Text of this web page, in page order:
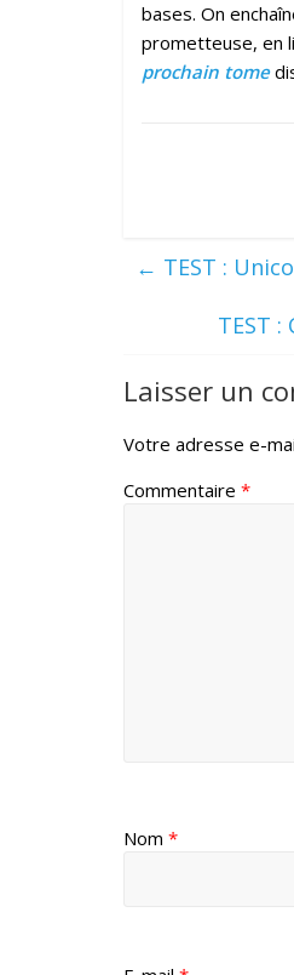
bases. On
prometteuse, en
prochain tome
← TEST :
TEST
Laisser un
Votre adresse e-
Commentaire *
Nom *